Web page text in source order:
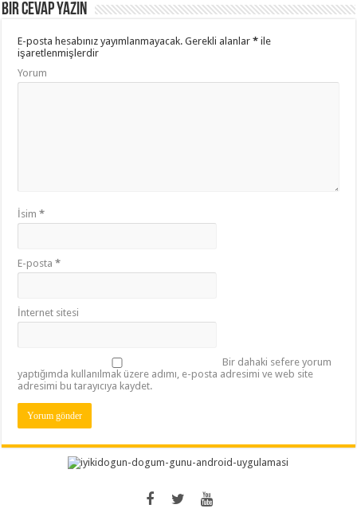
Bir cevap yazın
E-posta hesabınız yayımlanmayacak. Gerekli alanlar* ile
işaretlenmişlerdir
Yorum
İsim*
E-posta*
İnternet sitesi
Bir dahaki sefere yorum
yaptığımda kullanılmak üzere adımı, e-posta adresimi ve web site
adresimi bu tarayıcıya kaydet.